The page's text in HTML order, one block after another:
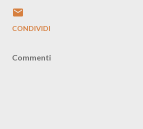
CONDIVIDI
Commenti